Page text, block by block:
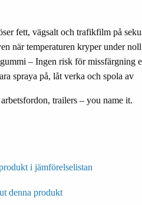
fett, vägsalt och trafikfilm på
när temperaturen kryper under noll
– Ingen risk för missfärgning
spraya på, låt verka och spola av
trailers – you name it.
i jämförelselistan
denna produkt